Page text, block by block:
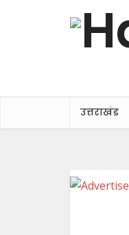
उत्तराखंड